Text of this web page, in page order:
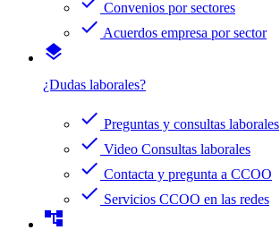
Convenios por sectores
check Acuerdos empresa por sector
layers
¿Dudas laborales?
check Preguntas y consultas laborales
check Video Consultas laborales
check Contacta y pregunta a CCOO
check Servicios CCOO en las redes
account_tree